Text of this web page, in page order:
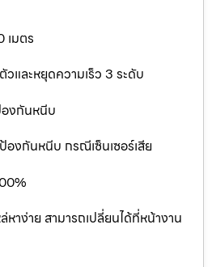
เมตร
และหยุดความเร็ว 3 ระดับ
งกันหนีบ
งกันหนีบ กรณีเซ็นเซอร์เสีย
หาง่าย สามารถเปลี่ยนได้ที่หน้างาน